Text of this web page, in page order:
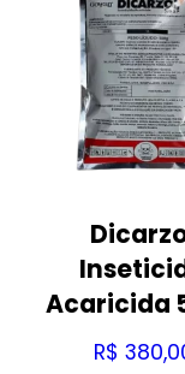
Acaricida
R$